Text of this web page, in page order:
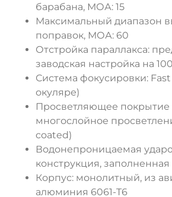
барабана, МОА: 15
Максимальный диапазон
поправок, МОА: 60
Отстройка параллакса:
заводская настройка на
Система фокусировки:
окуляре)
Просветляющее покрытие
многослойное
coated)
Водонепроницаемая
конструкция, заполненная
Корпус: монолитный, из
алюминия 6061-T6
ДА